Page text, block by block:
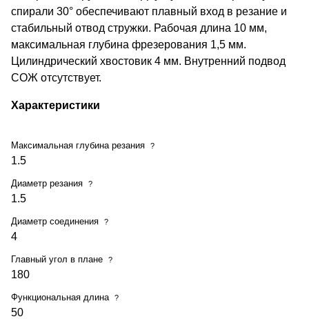
спирали 30° обеспечивают плавный вход в резание и
стабильный отвод стружки. Рабочая длина 10 мм,
максимальная глубина фрезерования 1,5 мм.
Цилиндрический хвостовик 4 мм. Внутренний подвод
СОЖ отсутствует.
Характеристики
Максимальная глубина резания ?
1.5
Диаметр резания ?
1.5
Диаметр соединения ?
4
Главный угол в плане ?
180
Функциональная длина ?
50